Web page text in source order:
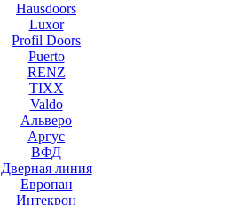
Hausdoors
Luxor
Profil Doors
Puerto
RENZ
TIXX
Valdo
Альверо
Аргус
ВФД
Дверная линия
Европан
Интекрон